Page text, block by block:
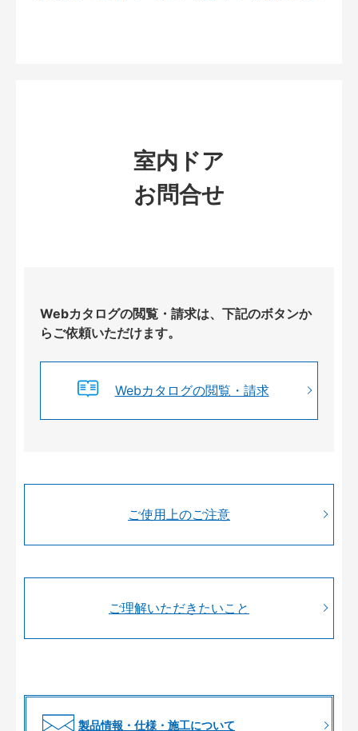
室内ドア
お問合せ
Webカタログの閲覧・請求は、下記のボタンか
らご依頼いただけます。
Webカタログの閲覧・請求
ご使用上のご注意
ご理解いただきたいこと
製品情報・仕様・施工について